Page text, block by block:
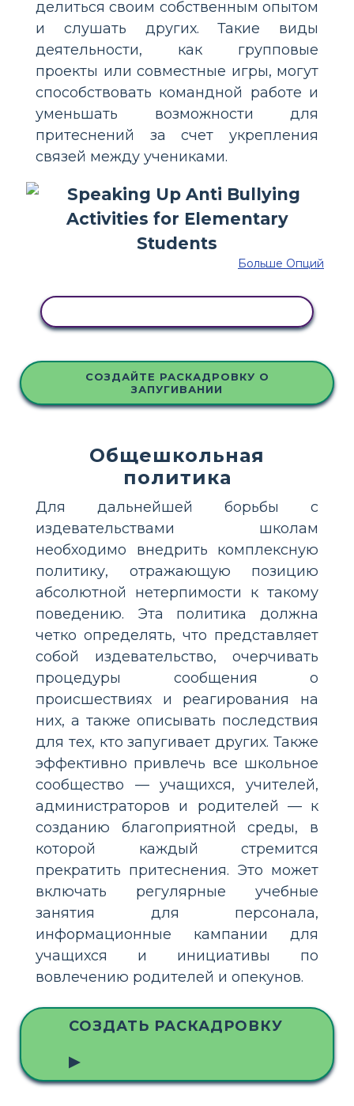
делиться своим собственным опытом
и слушать других. Такие виды
деятельности, как групповые
проекты или совместные игры, могут
способствовать командной работе и
уменьшать возможности для
притеснений за счет укрепления
связей между учениками.
Больше Опций
СОЗДАЙТЕ РАСКАДРОВКУ О
ЗАПУГИВАНИИ
Общешкольная
политика
Для дальнейшей борьбы с
издевательствами школам
необходимо внедрить комплексную
политику, отражающую позицию
абсолютной нетерпимости к такому
поведению. Эта политика должна
четко определять, что представляет
собой издевательство, очерчивать
процедуры сообщения о
происшествиях и реагирования на
них, а также описывать последствия
для тех, кто запугивает других. Также
эффективно привлечь все школьное
сообщество — учащихся, учителей,
администраторов и родителей — к
созданию благоприятной среды, в
которой каждый стремится
прекратить притеснения. Это может
включать регулярные учебные
занятия для персонала,
информационные кампании для
учащихся и инициативы по
вовлечению родителей и опекунов.
СОЗДАТЬ РАСКАДРОВКУ
▶